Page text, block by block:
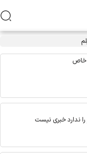
ندارد خبری نیست